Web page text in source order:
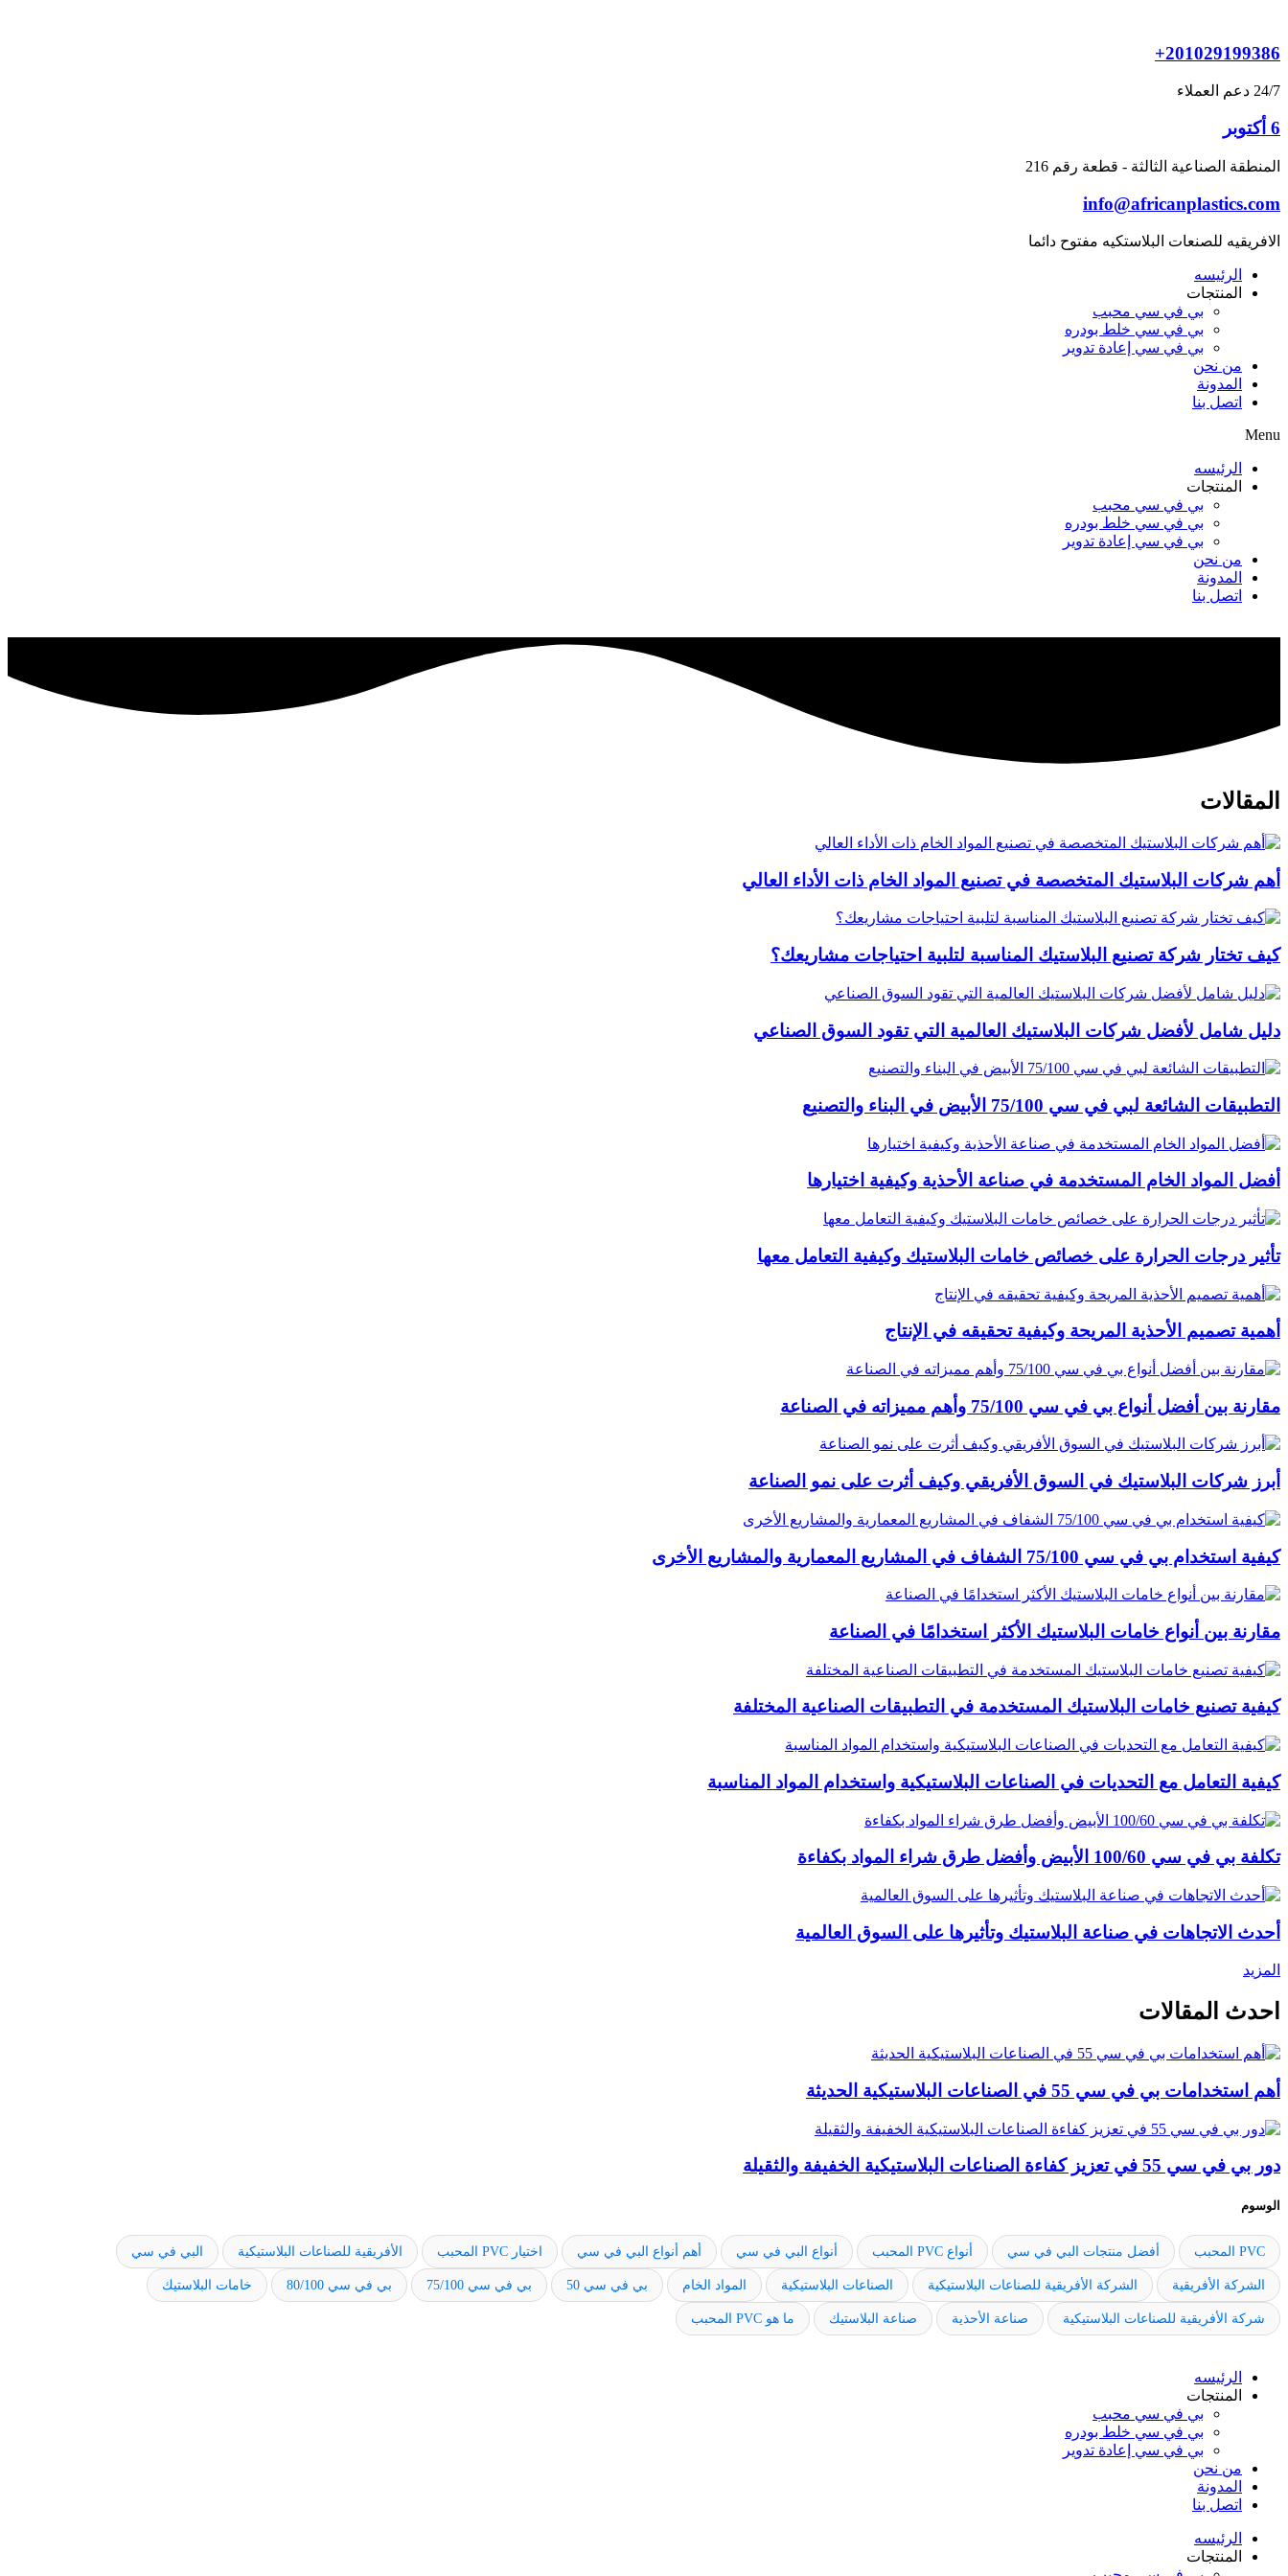
content
+201029199386
24/7 دعم العملاء
6 أكتوبر
المنطقة الصناعية الثالثة - قطعة رقم 216
info@africanplastics.com
الافريقيه للصنعات البلاستكيه مفتوح دائما
الرئيسه
المنتجات
بي في سي محبب
بي في سي خلط بودره
بي في سي إعادة تدوير
من نحن
المدونة
اتصل بنا
Menu
الرئيسه
المنتجات
بي في سي محبب
بي في سي خلط بودره
بي في سي إعادة تدوير
من نحن
المدونة
اتصل بنا
المقالات
أهم شركات البلاستيك المتخصصة في تصنيع المواد الخام ذات الأداء العالي
كيف تختار شركة تصنيع البلاستيك المناسبة لتلبية احتياجات مشاريعك؟
دليل شامل لأفضل شركات البلاستيك العالمية التي تقود السوق الصناعي
التطبيقات الشائعة لبي في سي 75/100 الأبيض في البناء والتصنيع
أفضل المواد الخام المستخدمة في صناعة الأحذية وكيفية اختيارها
تأثير درجات الحرارة على خصائص خامات البلاستيك وكيفية التعامل معها
أهمية تصميم الأحذية المريحة وكيفية تحقيقه في الإنتاج
مقارنة بين أفضل أنواع بي في سي 75/100 وأهم مميزاته في الصناعة
أبرز شركات البلاستيك في السوق الأفريقي وكيف أثرت على نمو الصناعة
كيفية استخدام بي في سي 75/100 الشفاف في المشاريع المعمارية والمشاريع الأخرى
مقارنة بين أنواع خامات البلاستيك الأكثر استخدامًا في الصناعة
كيفية تصنيع خامات البلاستيك المستخدمة في التطبيقات الصناعية المختلفة
كيفية التعامل مع التحديات في الصناعات البلاستيكية واستخدام المواد المناسبة
تكلفة بي في سي 100/60 الأبيض وأفضل طرق شراء المواد بكفاءة
أحدث الاتجاهات في صناعة البلاستيك وتأثيرها على السوق العالمية
المزيد
احدث المقالات
أهم استخدامات بي في سي 55 في الصناعات البلاستيكية الحديثة
دور بي في سي 55 في تعزيز كفاءة الصناعات البلاستيكية الخفيفة والثقيلة
الوسوم
PVC المحبب أفضل منتجات البي في سي أنواع PVC المحبب أنواع البي في سي أهم أنواع البي في سي اختيار PVC المحبب الأفريقية للصناعات البلاستيكية البي في سي
الشركة الأفريقية الشركة الأفريقية للصناعات البلاستيكية الصناعات البلاستيكية المواد الخام بي في سي 50 بي في سي 75/100 بي في سي 80/100 خامات البلاستيك
شركة الأفريقية للصناعات البلاستيكية صناعة الأحذية صناعة البلاستيك ما هو PVC المحبب
الرئيسه
المنتجات
بي في سي محبب
بي في سي خلط بودره
بي في سي إعادة تدوير
من نحن
المدونة
اتصل بنا
الرئيسه
المنتجات